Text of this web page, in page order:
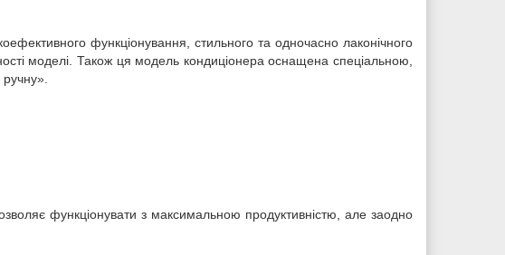
функціонування, стильного та одночасно лаконічного
моделі. Також ця модель кондиціонера оснащена спеціальною,
функціонувати з максимальною продуктивністю, але заодно